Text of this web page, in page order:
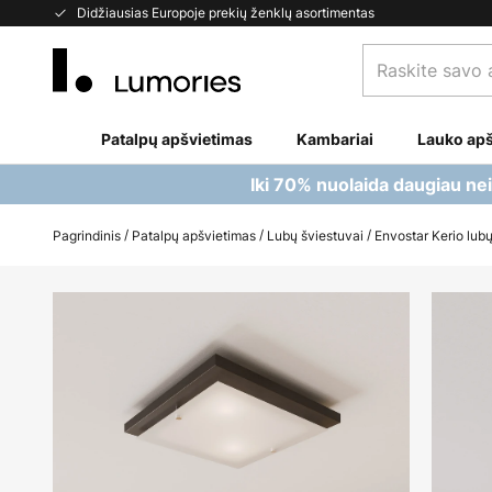
Didžiausias Europoje prekių ženklų asortimentas
Skip
savo
Patalpų apšvietimas Kambariai Lauko
Iki 70% nuolaida daugiau
Pagrindinis Patalpų apšvietimas Lubų šviestuvai Envostar Kerio